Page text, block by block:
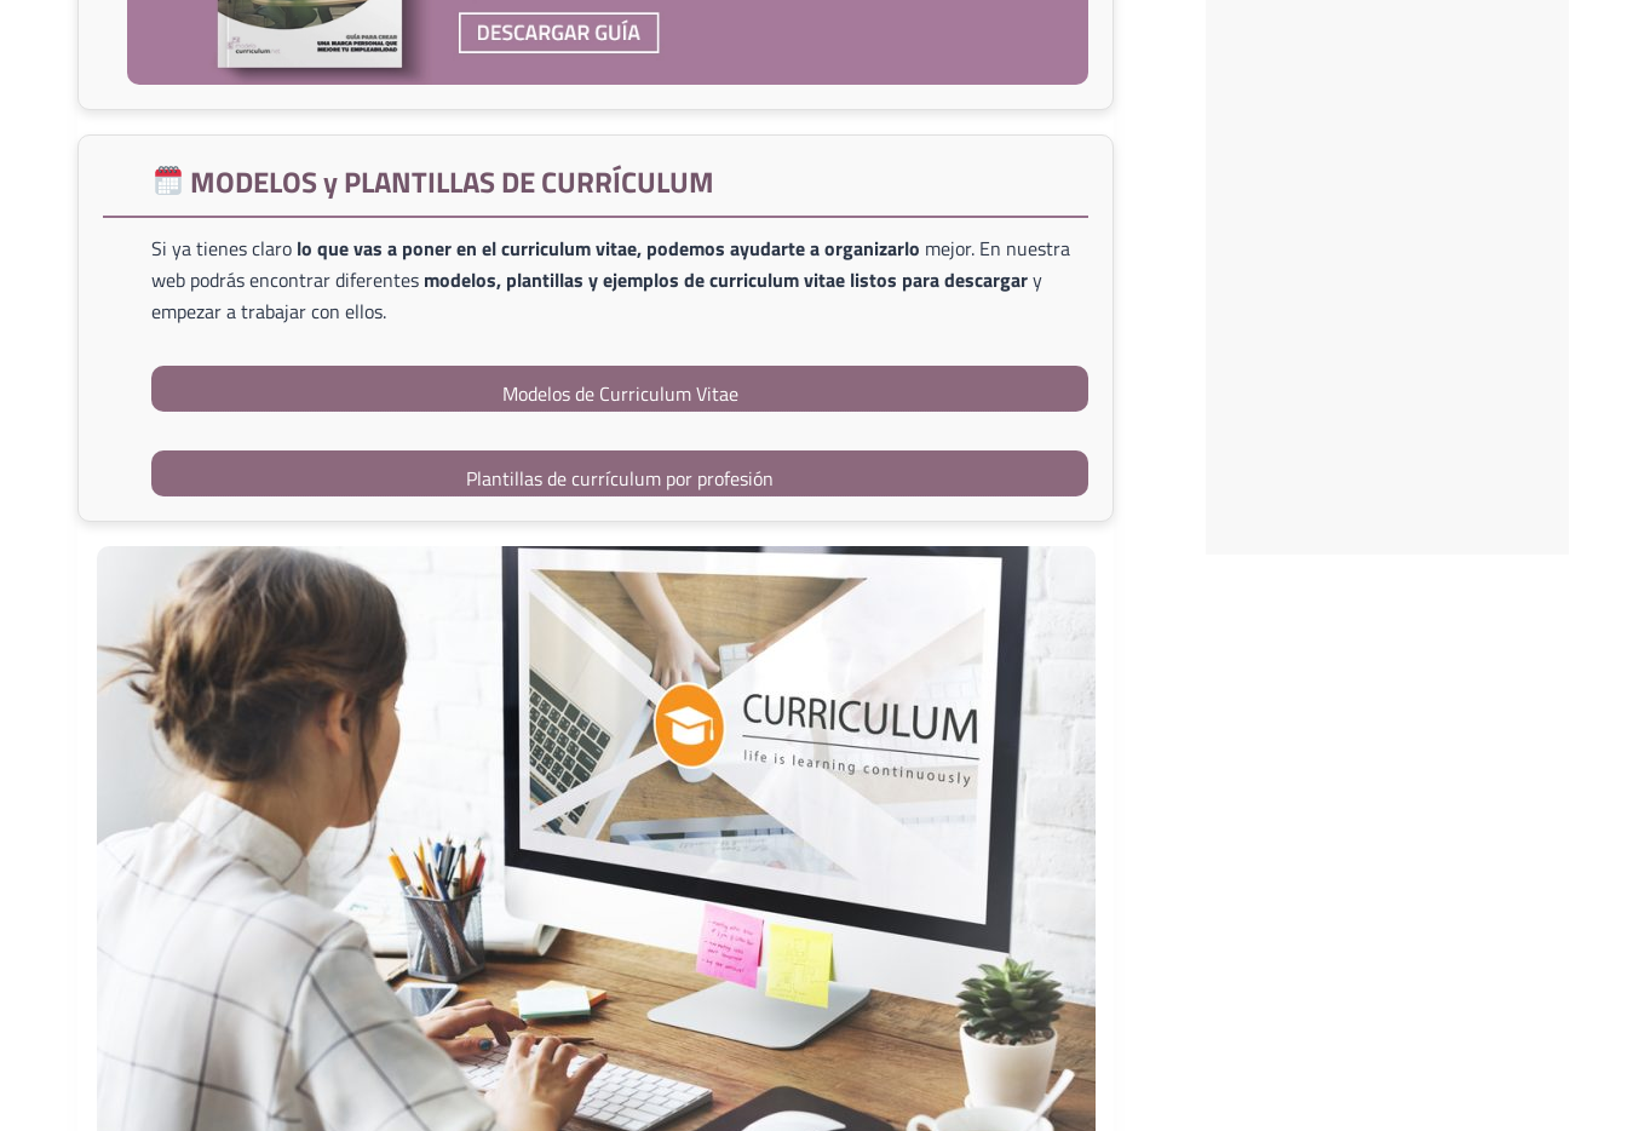
MODELOS y PLANTILLAS DE CURRÍCULUM
Si ya tienes claro lo que vas a poner en el curriculum vitae, podemos ayudarte a organizarlo mejor. En nuestra
web podrás encontrar diferentes modelos, plantillas y ejemplos de curriculum vitae listos para descargary
empezar a trabajar con ellos.
Modelos de Curriculum Vitae
Plantillas de currículum por profesión